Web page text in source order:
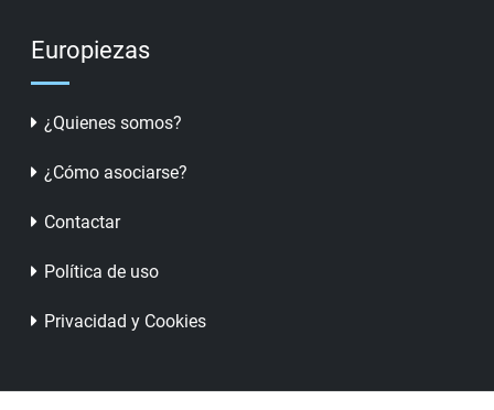
Europiezas
¿Quienes somos?
¿Cómo asociarse?
Contactar
Política de uso
Privacidad y Cookies